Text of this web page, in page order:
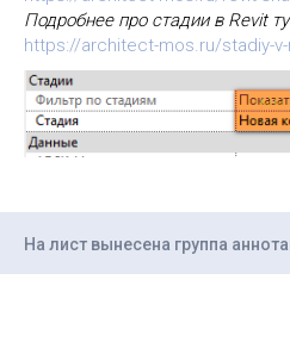
Подробнее про стадии в Revit
https://architect-mos.ru/stadiy-
На лист вынесена группа